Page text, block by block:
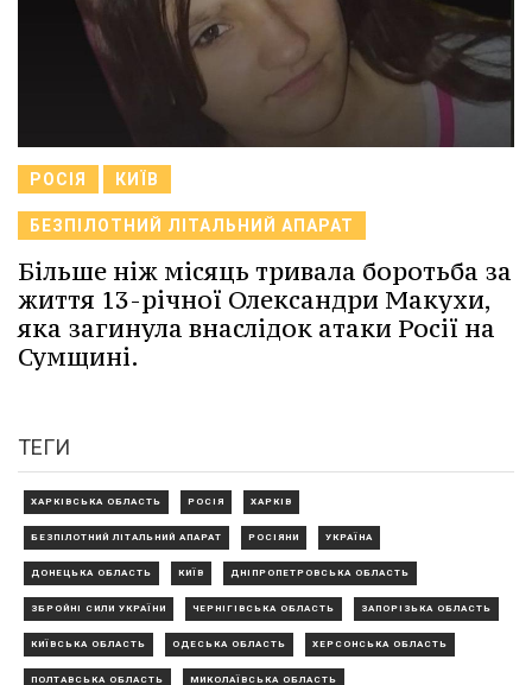
РОСІЯ КИЇВ
БЕЗПІЛОТНИЙ ЛІТАЛЬНИЙ АПАРАТ
Більше ніж місяць тривала боротьба за
життя 13-річної Олександри Макухи,
яка загинула внаслідок атаки Росії на
Сумщині.
ТЕГИ
ХАРКІВСЬКА ОБЛАСТЬ РОСІЯ ХАРКІВ
БЕЗПІЛОТНИЙ ЛІТАЛЬНИЙ АПАРАТ РОСІЯНИ УКРАЇНА
ДОНЕЦЬКА ОБЛАСТЬ КИЇВ ДНІПРОПЕТРОВСЬКА ОБЛАСТЬ
ЗБРОЙНІ СИЛИ УКРАЇНИ ЧЕРНІГІВСЬКА ОБЛАСТЬ ЗАПОРІЗЬКА ОБЛАСТЬ
КИЇВСЬКА ОБЛАСТЬ ОДЕСЬКА ОБЛАСТЬ ХЕРСОНСЬКА ОБЛАСТЬ
ПОЛТАВСЬКА ОБЛАСТЬ МИКОЛАЇВСЬКА ОБЛАСТЬ